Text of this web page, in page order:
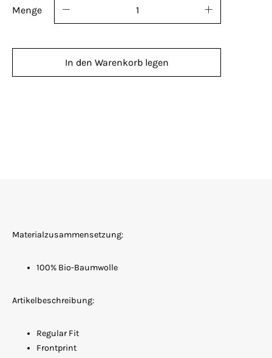
Standard Platzierung der optionalen ID: rechte
Brust oder rechts unten. Individualisierte
Menge
In den Warenkorb legen
Materialzusammensetzung:
100% Bio-Baumwolle
Artikelbeschreibung:
Regular Fit
Frontprint